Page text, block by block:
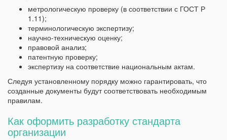
метрологическую проверку (в соответствии с ГОСТ Р
1.11);
терминологическую экспертизу;
научно-техническую оценку;
правовой анализ;
патентную проверку;
экспертизу на соответствие национальным актам.
Следуя установленному порядку можно гарантировать, что
созданные документы будут соответствовать необходимым
правилам.
Как оформить разработку стандарта
организации